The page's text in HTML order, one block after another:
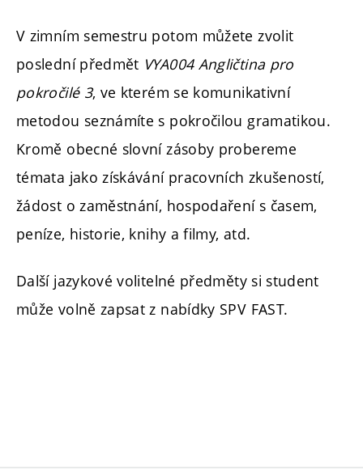
V zimním semestru potom můžete zvolit
poslední předmět VYA004 Angličtina pro
pokročilé 3, ve kterém se komunikativní
metodou seznámíte s pokročilou gramatikou.
Kromě obecné slovní zásoby probereme
témata jako získávání pracovních zkušeností,
žádost o zaměstnání, hospodaření s časem,
peníze, historie, knihy a filmy, atd.
Další jazykové volitelné předměty si student
může volně zapsat z nabídky SPV FAST.